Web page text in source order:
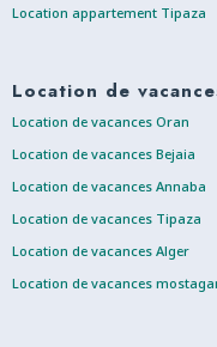
Location appartement Tipaza
Location de
Location de vacances Oran
Location de vacances Bejaia
Location de vacances Annaba
Location de vacances Tipaza
Location de vacances Alger
Location de vacances